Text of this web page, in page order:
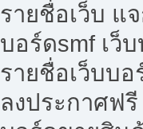
รายชื่อเว็บ แ
บอร์ดsmf เว็
รายชื่อเว็บบ
ลงประกาศฟรี